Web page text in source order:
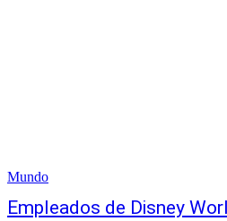
Mundo
Empleados de Disney